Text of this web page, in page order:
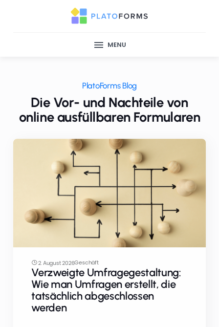
MENU
PlatoForms Blog
Die Vor- und Nachteile von
online ausfüllbaren Formularen
2. August 2026Geschäft
Verzweigte Umfragegestaltung:
Wie man Umfragen erstellt, die
tatsächlich abgeschlossen
werden